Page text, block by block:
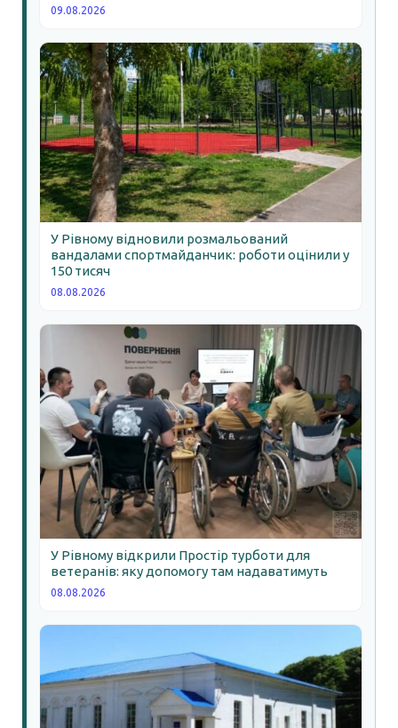
09.08.2026
У Рівному відновили розмальований
вандалами спортмайданчик: роботи оцінили у
150 тисяч
08.08.2026
У Рівному відкрили Простір турботи для
ветеранів: яку допомогу там надаватимуть
08.08.2026